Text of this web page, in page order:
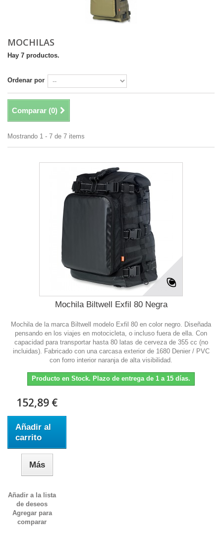
MOCHILAS
Hay 7 productos.
Ordenar por
Comparar (0)
Mostrando 1 - 7 de 7 items
Mochila Biltwell Exfil 80 Negra
Mochila de la marca Biltwell modelo Exfil 80 en color negro. Diseñada
pensando en los viajes en motocicleta, o incluso fuera de ella. Con
capacidad para transportar hasta 80 latas de cerveza de 355 cc (no
incluidas). Fabricado con una carcasa exterior de 1680 Denier / PVC
con forro interior naranja de alta visibilidad.
Producto en Stock. Plazo de entrega de 1 a 15 días.
152,89 €
Añadir al
carrito
Más
Añadir a la lista
de deseos
Agregar para
comparar